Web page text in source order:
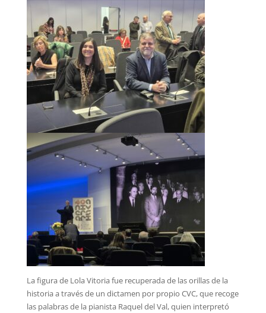
La figura de Lola Vitoria fue recuperada de las orillas de la
historia a través de un dictamen por propio CVC, que recoge
las palabras de la pianista Raquel del Val, quien interpretó